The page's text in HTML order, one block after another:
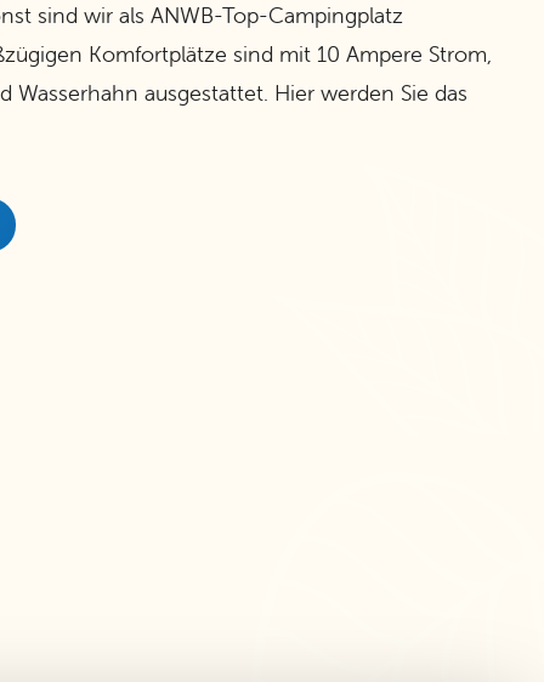
sind wir als ANWB-Top-Campingplatz
Komfortplätze sind mit 10 Ampere Strom,
Wasserhahn ausgestattet. Hier werden Sie das